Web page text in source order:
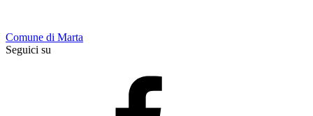
Comune di Marta
Seguici su